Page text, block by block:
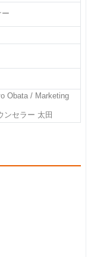
Obata / Marketing
セラー 太田